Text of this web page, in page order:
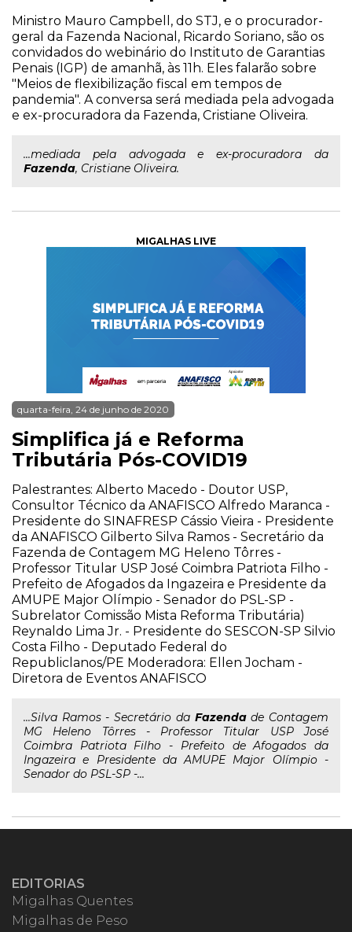
Ministro Mauro Campbell, do STJ, e o procurador-
geral da Fazenda Nacional, Ricardo Soriano, são os
convidados do webinário do Instituto de Garantias
Penais (IGP) de amanhã, às 11h. Eles falarão sobre
"Meios de flexibilização fiscal em tempos de
pandemia". A conversa será mediada pela advogada
e ex-procuradora da Fazenda, Cristiane Oliveira.
...mediada pela advogada e ex-procuradora da
Fazenda, Cristiane Oliveira.
MIGALHAS LIVE
quarta-feira, 24 de junho de 2020
Simplifica já e Reforma
Tributária Pós-COVID19
Palestrantes: Alberto Macedo - Doutor USP,
Consultor Técnico da ANAFISCO Alfredo Maranca -
Presidente do SINAFRESP Cássio Vieira - Presidente
da ANAFISCO Gilberto Silva Ramos - Secretário da
Fazenda de Contagem MG Heleno Tôrres -
Professor Titular USP José Coimbra Patriota Filho -
Prefeito de Afogados da Ingazeira e Presidente da
AMUPE Major Olímpio - Senador do PSL-SP -
Subrelator Comissão Mista Reforma Tributária)
Reynaldo Lima Jr. - Presidente do SESCON-SP Silvio
Costa Filho - Deputado Federal do
Republiclanos/PE Moderadora: Ellen Jocham -
Diretora de Eventos ANAFISCO
...Silva Ramos - Secretário da Fazendade Contagem
MG Heleno Tôrres - Professor Titular USP José
Coimbra Patriota Filho - Prefeito de Afogados da
Ingazeira e Presidente da AMUPE Major Olímpio -
Senador do PSL-SP -...
EDITORIAS
Migalhas Quentes
Migalhas de Peso